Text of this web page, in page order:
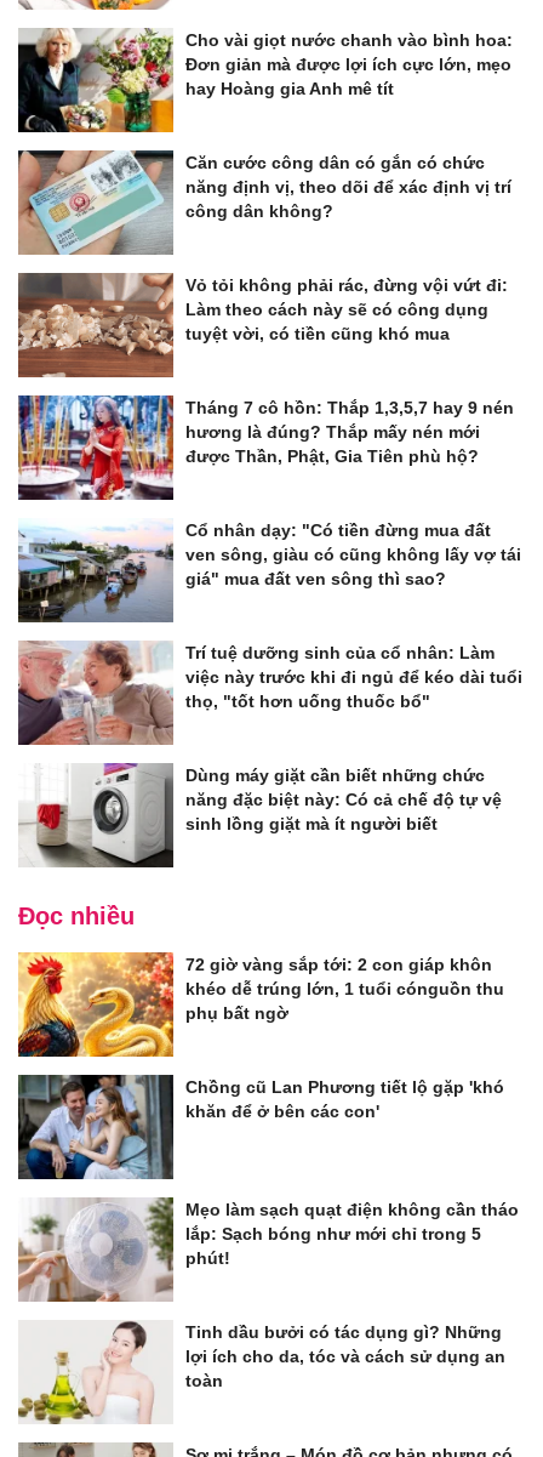
Cho vài giọt nước chanh vào bình hoa:
Đơn giản mà được lợi ích cực lớn, mẹo
hay Hoàng gia Anh mê tít
Căn cước công dân có gắn có chức
năng định vị, theo dõi để xác định vị trí
công dân không?
Vỏ tỏi không phải rác, đừng vội vứt đi:
Làm theo cách này sẽ có công dụng
tuyệt vời, có tiền cũng khó mua
Tháng 7 cô hồn: Thắp 1,3,5,7 hay 9 nén
hương là đúng? Thắp mấy nén mới
được Thần, Phật, Gia Tiên phù hộ?
Cổ nhân dạy: "Có tiền đừng mua đất
ven sông, giàu có cũng không lấy vợ tái
giá" mua đất ven sông thì sao?
Trí tuệ dưỡng sinh của cổ nhân: Làm
việc này trước khi đi ngủ để kéo dài tuổi
thọ, "tốt hơn uống thuốc bổ"
Dùng máy giặt cần biết những chức
năng đặc biệt này: Có cả chế độ tự vệ
sinh lồng giặt mà ít người biết
Đọc nhiều
72 giờ vàng sắp tới: 2 con giáp khôn
khéo dễ trúng lớn, 1 tuổi cónguồn thu
phụ bất ngờ
Chồng cũ Lan Phương tiết lộ gặp 'khó
khăn để ở bên các con'
Mẹo làm sạch quạt điện không cần tháo
lắp: Sạch bóng như mới chỉ trong 5
phút!
Tinh dầu bưởi có tác dụng gì? Những
lợi ích cho da, tóc và cách sử dụng an
toàn